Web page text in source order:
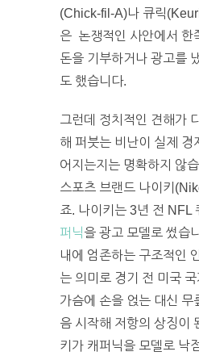
(Chick-fil-A)나 큐릭
은 논쟁적인 사안에서 한
돈을 기부하거나 광고를
도 했습니다.
그런데 정치적인 견해가
해 퍼붓는 비난이 실제 경
어지는지는 명확하지 않
스포츠 브랜드 나이키
죠. 나이키는 3년 전 NFL
퍼닉을 광고 모델로 썼습
내에 엄존하는 구조적인
는 의미로 경기 전 미국
가슴에 손을 얹는 대신 무
음 시작해 저항의 상징이
키가 캐퍼닉을 모델로 낙